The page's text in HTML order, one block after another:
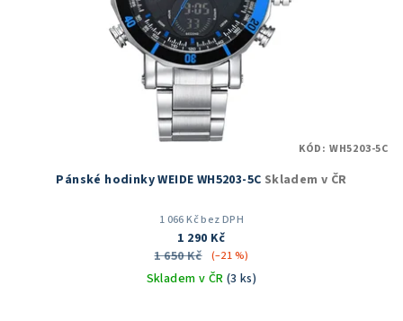
Pánské hodinky WEIDE WH5203-5C Skladem v ČR
1 066 Kč bez DPH
1 290 Kč
1 650 Kč
(–21 %)
Skladem v ČR (3 ks)
KÓD: WH5203-5C